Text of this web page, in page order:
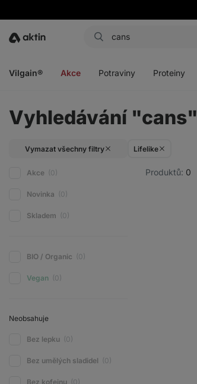
Aktin
Vilgain® Akce Potraviny Proteiny
Vyhledávání "cans"
Vymazat všechny filtry Lifelike
Produktů: 0
Akce (0)
Novinka (0)
Skladem (0)
BIO / Organic (0)
Vegan (0)
Neobsahuje
Bez lepku (0)
Bez umělých sladidel (0)
Bez kofeinu (0)